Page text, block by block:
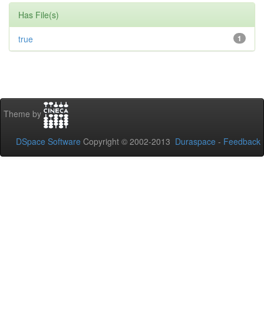
Has File(s)
1
true
Theme by
DSpace Software Copyright © 2002-2013 Duraspace - Feedback